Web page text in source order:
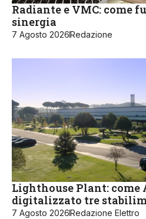
Radiante e VMC: come
sinergia
7 Agosto 2026Redazione
Lighthouse Plant: come
digitalizzato tre
7 Agosto 2026Redazione Elettro